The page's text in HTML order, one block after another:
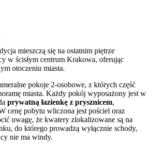
mieszczą się na ostatnim piętrze
w ścisłym centrum Krakowa, oferując
otoczeniu miasta.
pokoje 2-osobowe, z których część
miasta. Każdy pokój wyposażony jest w
prywatną łazienkę z prysznicem,
cenę pobytu wliczona jest pościel oraz
uwagę, że kwatery zlokalizowane są na
do którego prowadzą wyłącznie schody,
nie ma windy.